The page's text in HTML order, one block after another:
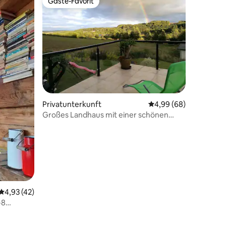
Bewertung: 4,93 von 5, 42 Bewertungen
4,93 (42)
Gäste-Favorit
Privatunterkunft Durchschnittliche
4,99 (68)
Großes Landhaus mit einer schönen